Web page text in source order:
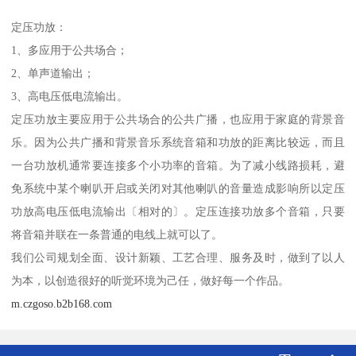
定压功放：
1、多应用于公共场合；
2、单声道输出；
3、高电压低电流输出。
定压功放主要应用于公共场合的公共广播，也应用于家庭的背景音
乐。因为公共广播和背景音乐系统音箱和功放的距离比较远，而且
一台功放机通常要连接多个小功率的音箱。为了减小线路损耗，避
免系统中某个喇叭开启或关闭对其他喇叭的音量造成影响所以定压
功放高电压低电流输出〔相对的〕。定压连接功放多个音箱，只要
将音箱并联在一条普通的电线上就可以了。
我们公司规划全面、设计新颖、工艺合理、服务及时，做到了以人
为本，以创造很好的听觉环境为己任，做好每一个作品。
m.czgoso.b2b168.com